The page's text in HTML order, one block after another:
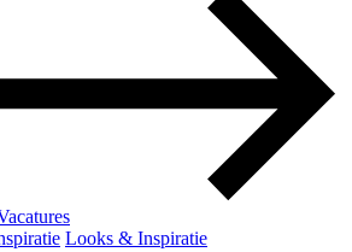
Looks & Inspiratie